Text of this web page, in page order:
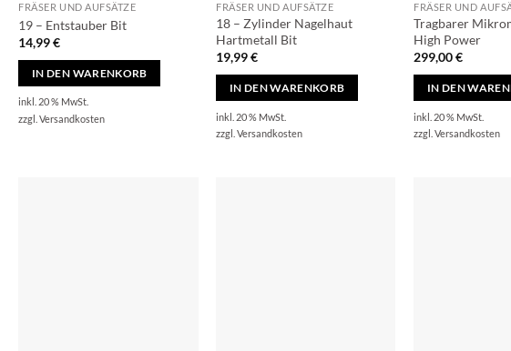
FRÄSER UND AUFSÄTZE
19 – Entstauber Bit
14,99€
IN DEN WARENKORB
inkl. 20 % MwSt.
zzgl.Versandkosten
FRÄSER UND AUFSÄTZE
18 – Zylinder Nagelhaut
Hartmetall Bit
19,99€
IN DEN WARENKORB
inkl. 20 % MwSt.
zzgl.Versandkosten
FRÄSER UND
Tragbarer
High Power
299,00€
IN DEN
inkl. 20 % MwSt.
zzgl.Versandkosten